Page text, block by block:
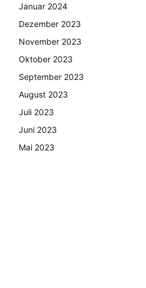
Januar 2024
Dezember 2023
November 2023
Oktober 2023
September 2023
August 2023
Juli 2023
Juni 2023
Mai 2023